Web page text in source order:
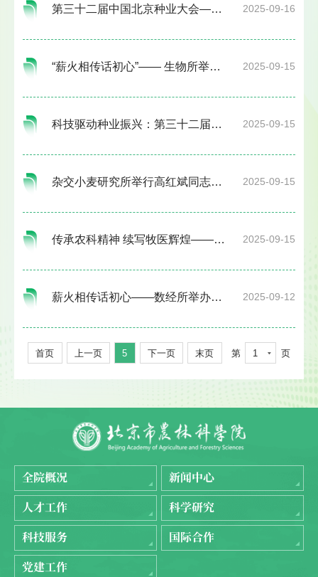
2025-09-16
第三十二届中国北京种业大会——休闲渔业种业及产业链论坛隆重举行
2025-09-15
“薪火相传话初心”—— 生物所举办退休职工和新职工座谈会
2025-09-15
科技驱动种业振兴：第三十二届中国北京种业大会-智慧农业与智能装备论坛在京成功举办
2025-09-15
杂交小麦研究所举行高红斌同志荣退仪式暨“薪火话初心”活动
2025-09-15
传承农科精神 续写牧医辉煌——畜牧兽医研究所举办2025年建院纪念日系列活动
2025-09-12
薪火相传话初心——数经所举办建院纪念日主题座谈交流活动
首页 上一页 5 下一页 末页 第 1 页
全院概况
新闻中心
人才工作
科学研究
科技服务
国际合作
党建工作